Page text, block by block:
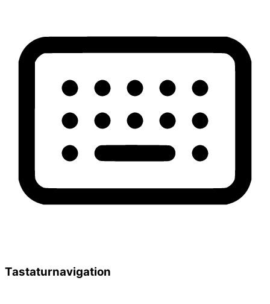
Tastaturnavigation